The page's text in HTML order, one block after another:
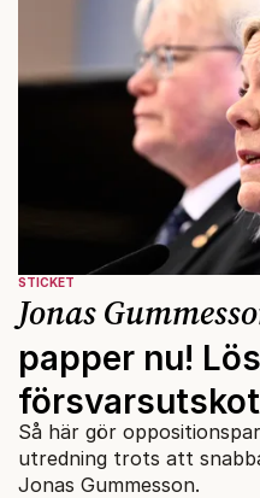
STICKET
Jonas
papper nu!
Så här gör
utredning trots att
Jonas Gummesson.